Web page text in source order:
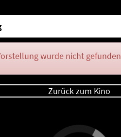
wurde nicht gefunden
Zurück zum Kino